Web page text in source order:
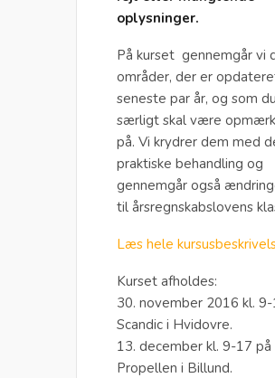
oplysninger.
På kurset gennemgår vi
områder, der er
seneste par år, og som du
særligt skal være
på. Vi krydrer dem med
praktiske behandling og
gennemgår også
til årsregnskabslovens
Læs hele
Kurset afholdes:
30. november 2016 kl.
Scandic i Hvidovre.
13. december kl. 9-17
Propellen i Billund.